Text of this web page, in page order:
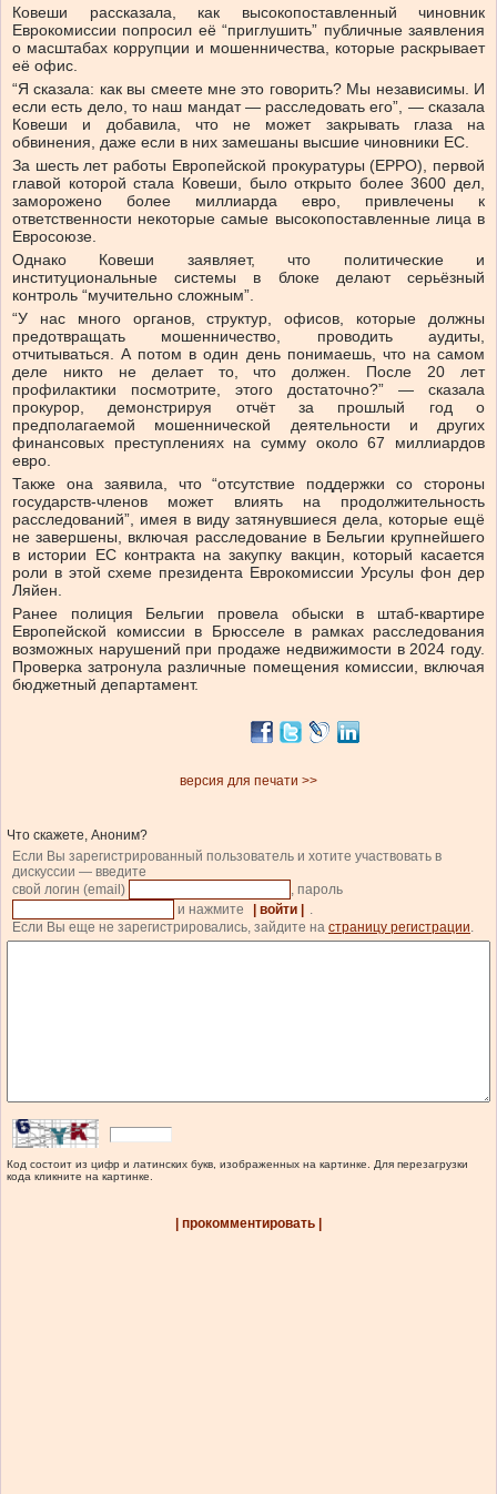
Ковеши рассказала, как высокопоставленный чиновник
Еврокомиссии попросил её “приглушить” публичные заявления
о масштабах коррупции и мошенничества, которые раскрывает
её офис.
“Я сказала: как вы смеете мне это говорить? Мы независимы. И
если есть дело, то наш мандат — расследовать его”, — сказала
Ковеши и добавила, что не может закрывать глаза на
обвинения, даже если в них замешаны высшие чиновники ЕС.
За шесть лет работы Европейской прокуратуры (EPPO), первой
главой которой стала Ковеши, было открыто более 3600 дел,
заморожено более миллиарда евро, привлечены к
ответственности некоторые самые высокопоставленные лица в
Евросоюзе.
Однако Ковеши заявляет, что политические и
институциональные системы в блоке делают серьёзный
контроль “мучительно сложным”.
“У нас много органов, структур, офисов, которые должны
предотвращать мошенничество, проводить аудиты,
отчитываться. А потом в один день понимаешь, что на самом
деле никто не делает то, что должен. После 20 лет
профилактики посмотрите, этого достаточно?” — сказала
прокурор, демонстрируя отчёт за прошлый год о
предполагаемой мошеннической деятельности и других
финансовых преступлениях на сумму около 67 миллиардов
евро.
Также она заявила, что “отсутствие поддержки со стороны
государств-членов может влиять на продолжительность
расследований”, имея в виду затянувшиеся дела, которые ещё
не завершены, включая расследование в Бельгии крупнейшего
в истории ЕС контракта на закупку вакцин, который касается
роли в этой схеме президента Еврокомиссии Урсулы фон дер
Ляйен.
Ранее полиция Бельгии провела обыски в штаб-квартире
Европейской комиссии в Брюсселе в рамках расследования
возможных нарушений при продаже недвижимости в 2024 году.
Проверка затронула различные помещения комиссии, включая
бюджетный департамент.
версия для печати >>
Что скажете, Аноним?
Если Вы зарегистрированный пользователь и хотите участвовать в
дискуссии — введите
свой логин (email)
, пароль
и нажмите
| войти |
.
Если Вы еще не зарегистрировались, зайдите на страницу регистрации.
Код состоит из цифр и латинских букв, изображенных на картинке. Для перезагрузки
кода кликните на картинке.
| прокомментировать |